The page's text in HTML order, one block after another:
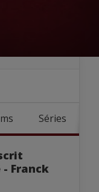
Séries
Franck